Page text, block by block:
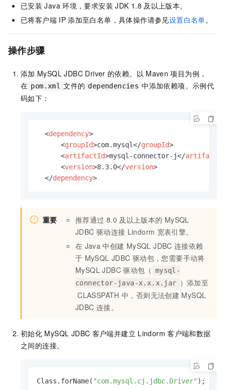
已安装 Java 环境，要求安装 JDK 1.8 及以上版本。
已将客户端 IP 添加至白名单，具体操作请参见设置白名单。
操作步骤
添加 MySQL JDBC Driver 的依赖。以 Maven 项目为例，
在 pom.xml 文件的 dependencies 中添加依赖项。示例代
码如下：
<dependency>
<groupId>com.mysql</groupId>
<artifactId>mysql-connector-j</artifactId
<version>8.3.0</version>
</dependency>
重要 推荐通过 8.0 及以上版本的 MySQL
JDBC 驱动连接 Lindorm 宽表引擎。
在 Java 中创建 MySQL JDBC 连接依赖
于 MySQL JDBC 驱动包，您需要手动将
MySQL JDBC 驱动包（ mysql-
connector-java-x.x.x.jar ）添加至
CLASSPATH 中，否则无法创建 MySQL
JDBC 连接。
初始化 MySQL JDBC 客户端并建立 Lindorm 客户端和数据
之间的连接。
Class.forName( "com.mysql.cj.jdbc.Driver" );